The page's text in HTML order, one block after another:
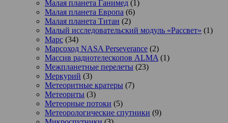
Малая планета Ганимед (1)
Малая планета Европа (6)
Малая планета Титан (2)
Малый исследовательский модуль «Рассвет» (1)
Марс (34)
Марсоход NASA Perseverance (2)
Массив радиотелескопов ALMA (1)
Межпланетные перелеты (23)
Меркурий (3)
Метеоритные кратеры (7)
Метеориты (3)
Метеорные потоки (5)
Метеорологические спутники (9)